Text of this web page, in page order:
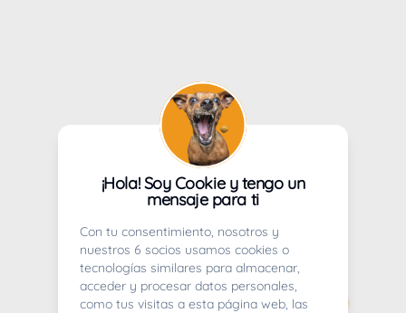
¡Hola! Soy Cookie y tengo un
mensaje para ti
Con tu consentimiento, nosotros y
nuestros 6 socios usamos cookies o
tecnologías similares para almacenar,
acceder y procesar datos personales,
como tus visitas a esta página web, las